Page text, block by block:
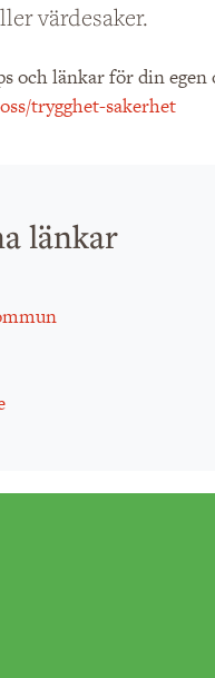
värdesaker.
och länkar för din egen
trygghet-sakerhet
länkar